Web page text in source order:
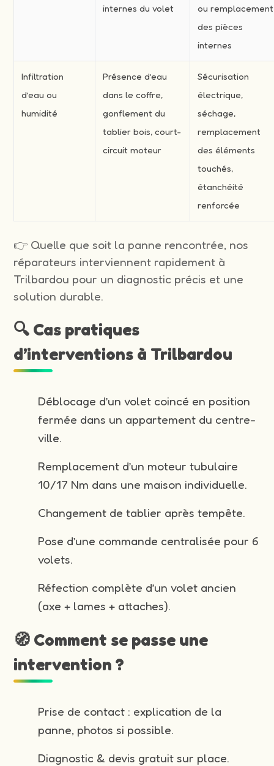
internes du volet
ou remplacement
des pièces
internes
Infiltration
d’eau ou
humidité
Présence d’eau
dans le coffre,
gonflement du
tablier bois, court-
circuit moteur
Sécurisation
électrique,
séchage,
remplacement
des éléments
touchés,
étanchéité
renforcée
👉 Quelle que soit la panne rencontrée, nos
réparateurs interviennent rapidement à
Trilbardou pour un diagnostic précis et une
solution durable.
🔍 Cas pratiques
d’interventions à Trilbardou
Déblocage d’un volet coincé en position
fermée dans un appartement du centre-
ville.
Remplacement d’un moteur tubulaire
10/17 Nm dans une maison individuelle.
Changement de tablier après tempête.
Pose d’une commande centralisée pour 6
volets.
Réfection complète d’un volet ancien
(axe + lames + attaches).
🧭 Comment se passe une
intervention ?
Prise de contact : explication de la
panne, photos si possible.
Diagnostic & devis gratuit sur place.